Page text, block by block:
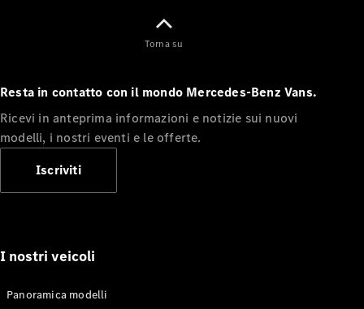
Classe V
Marco Polo
Horizon
Classe V
Marco Polo
eSprinter
Torna su
Resta in contatto con il mondo Mercedes-Benz Vans.
Ricevi in anteprima informazioni e notizie sui nuovi
modelli, i nostri eventi e le offerte.
Iscriviti
I nostri veicoli
Panoramica modelli